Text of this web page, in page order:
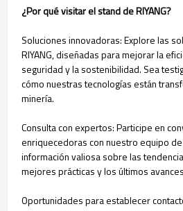
¿Por qué visitar el stand de RIYANG?
Soluciones innovadoras: Explore las
RIYANG, diseñadas para mejorar la
seguridad y la sostenibilidad. Sea
cómo nuestras tecnologías están
minería.
Consulta con expertos: Participe en
enriquecedoras con nuestro equipo
información valiosa sobre las
mejores prácticas y los últimos
Oportunidades para establecer